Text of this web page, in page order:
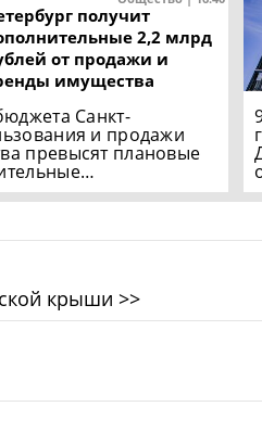
получит
2,2 млрд
от продажи и
имущества
Санкт-
и продажи
превысят плановые
крыши >>